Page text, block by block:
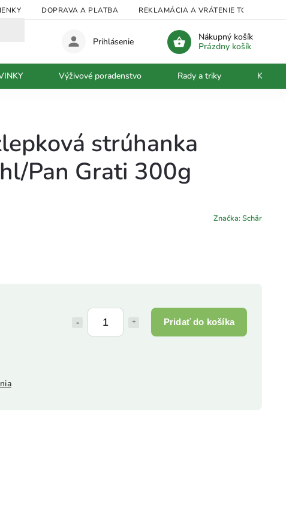
DOPRAVA A PLATBA REKLAMÁCIA A VRÁTENIE TOVARU
Nákupný košík
Prázdny košík
Prihlásenie
Výživové poradenstvo Rady a triky
Pridať do košíka
strúhanka
Pan Grati 300g
Značka:Schär